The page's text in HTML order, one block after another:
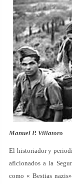
Manuel P. Villatoro
El historiador y
aficionados a la
como « Bestias